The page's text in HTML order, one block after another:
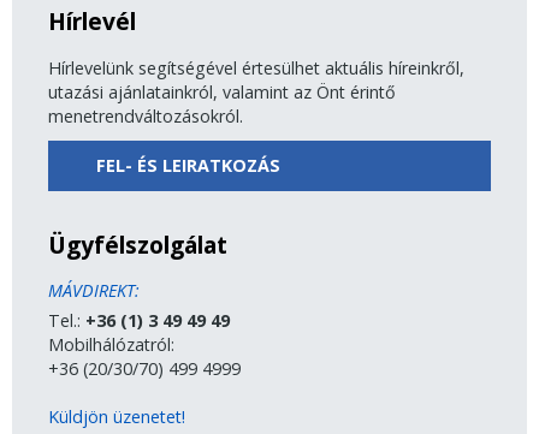
Hírlevél
Hírlevelünk segítségével értesülhet aktuális híreinkről,
utazási ajánlatainkról, valamint az Önt érintő
menetrendváltozásokról.
FEL- ÉS LEIRATKOZÁS
Ügyfélszolgálat
MÁVDIREKT:
Tel.: +36 (1) 3 49 49 49
Mobilhálózatról:
+36 (20/30/70) 499 4999
Küldjön üzenetet!